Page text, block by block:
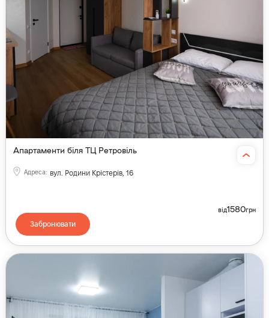
Апартаменти біля ТЦ Ретровіль
Адреса: вул. Родини Крістерів, 16
від1580грн
Забронювати